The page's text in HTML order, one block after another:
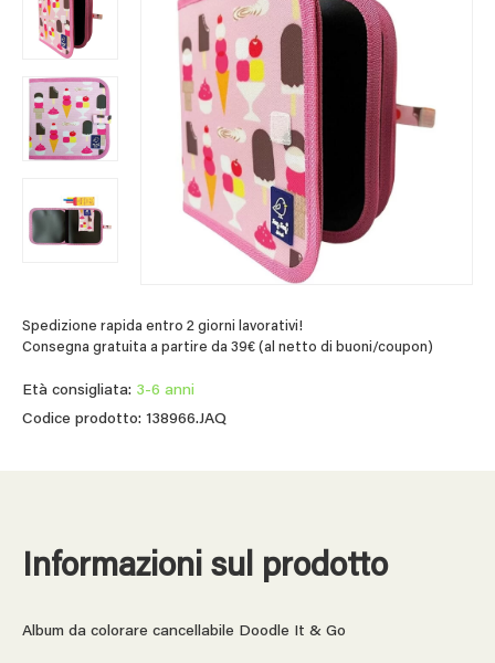
Spedizione rapida entro 2 giorni lavorativi!
Consegna gratuita a partire da 39€ (al netto di buoni/coupon)
Età consigliata: 3-6 anni
Codice prodotto: 138966.JAQ
Informazioni sul prodotto
Album da colorare cancellabile Doodle It & Go